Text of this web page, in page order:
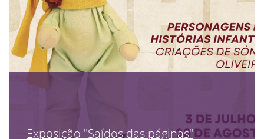
Exposição "Saídos das páginas"